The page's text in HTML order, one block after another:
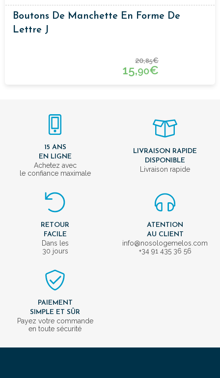
Boutons De Manchette En Forme De
Lettre J
20,85€
15,90€
15 ANS
EN LIGNE
Achetez avec
le confiance maximale
LIVRAISON RAPIDE
DISPONIBLE
Livraison rapide
RETOUR
FACILE
Dans les
30 jours
ATENTION
AU CLIENT
info@nosologemelos.com
+34 91 435 36 56
PAIEMENT
SIMPLE ET SÛR
Payez votre commande
en toute sécurité